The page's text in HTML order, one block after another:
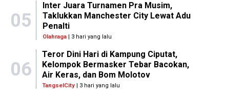
05
Inter Juara Turnamen Pra Musim,
Taklukkan Manchester City Lewat Adu
Penalti
Olahraga| 3 hari yang lalu
06
Teror Dini Hari di Kampung Ciputat,
Kelompok Bermasker Tebar Bacokan,
Air Keras, dan Bom Molotov
TangselCity | 3 hari yang lalu